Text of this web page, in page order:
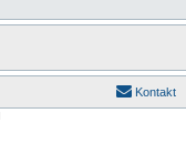
Kontakt